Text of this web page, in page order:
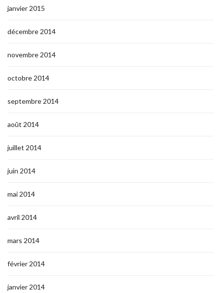
janvier 2015
décembre 2014
novembre 2014
octobre 2014
septembre 2014
août 2014
juillet 2014
juin 2014
mai 2014
avril 2014
mars 2014
février 2014
janvier 2014